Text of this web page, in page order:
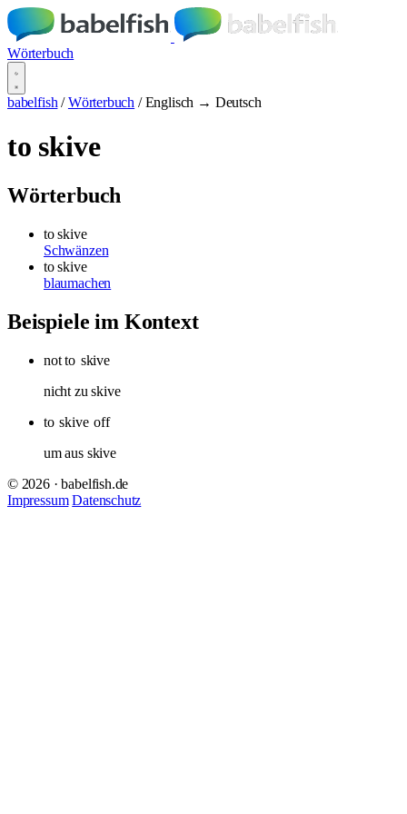
Wörterbuch
babelfish / Wörterbuch / Englisch → Deutsch
to skive
Wörterbuch
to skive
Schwänzen
to skive
blaumachen
Beispiele im Kontext
not to skive
nicht zu skive
to skive off
um aus skive
© 2026 · babelfish.de
Impressum Datenschutz